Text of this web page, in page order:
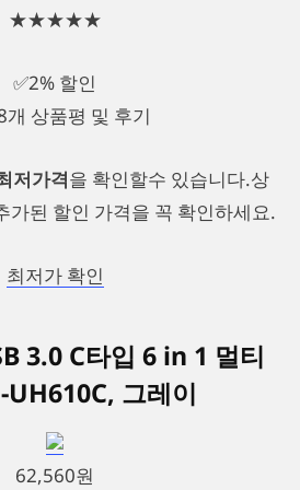
★★★★★
✅2% 할인
개 상품평 및 후기
저가격을 확인할수 있습니다.상
가된 할인 가격을 꼭 확인하세요.
최저가 확인
3.0 C타입 6 in 1 멀티
그레이
62,560원